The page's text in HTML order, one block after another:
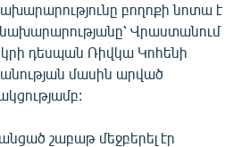
բողոքի նոտա է
Վրաստանում
դեսպան Ռիվկա Կոհենի
մասին արված
շաբաթ մեջբերել էր